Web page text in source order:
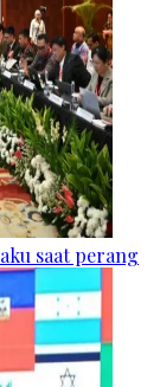
saat perang